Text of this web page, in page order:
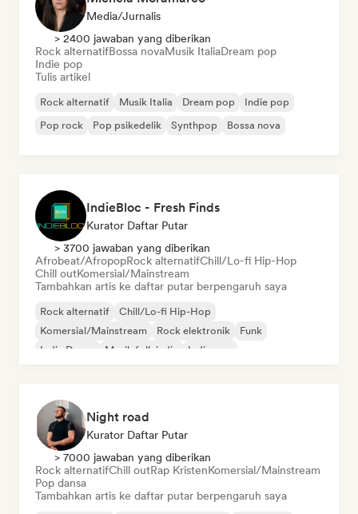
Media/Jurnalis
> 2400 jawaban yang diberikan
Rock alternatifBossa novaMusik ItaliaDream pop
Indie pop
Tulis artikel
Rock alternatif Musik Italia Dream pop
Indie pop
Pop rock
Pop psikedelik Synthpop Bossa nova
IndieBloc - Fresh Finds
Kurator Daftar Putar
> 3700 jawaban yang diberikan
Afrobeat/AfropopRock alternatifChill/Lo-fi Hip-Hop
Chill outKomersial/Mainstream
Tambahkan artis ke daftar putar berpengaruh saya
Rock alternatif
Chill/Lo-fi Hip-Hop
Komersial/Mainstream
Rock elektronik
Funk
Indie Dance
Musik folk indie Indie pop
Night road
Kurator Daftar Putar
> 7000 jawaban yang diberikan
Rock alternatifChill outRap KristenKomersial/Mainstream
Pop dansa
Tambahkan artis ke daftar putar berpengaruh saya